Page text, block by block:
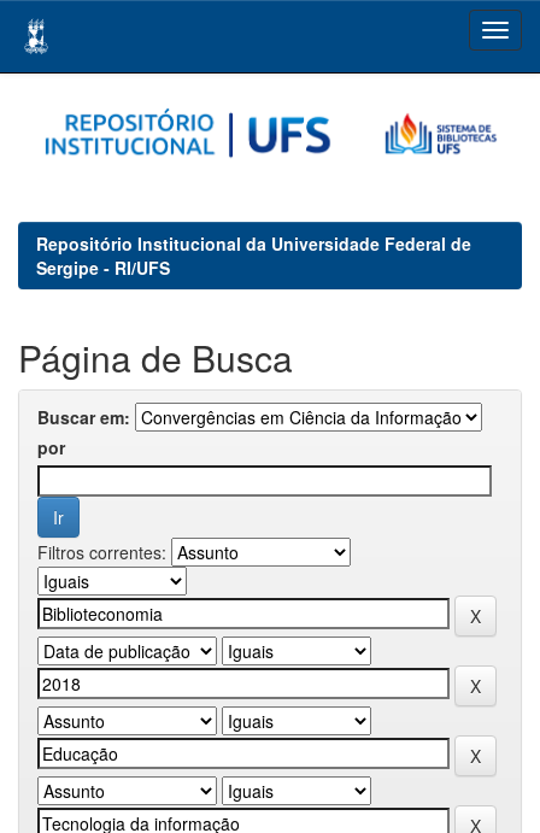
navigation
Repositório Institucional da Universidade Federal de
Sergipe - RI/UFS
Página de Busca
Buscar em:
por
Filtros correntes: